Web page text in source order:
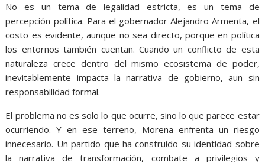
No es un tema de legalidad estricta, es un tema de
percepción política. Para el gobernador Alejandro Armenta, el
costo es evidente, aunque no sea directo, porque en política
los entornos también cuentan. Cuando un conflicto de esta
naturaleza crece dentro del mismo ecosistema de poder,
inevitablemente impacta la narrativa de gobierno, aun sin
responsabilidad formal.
El problema no es solo lo que ocurre, sino lo que parece estar
ocurriendo. Y en ese terreno, Morena enfrenta un riesgo
innecesario. Un partido que ha construido su identidad sobre
la narrativa de transformación, combate a privilegios y